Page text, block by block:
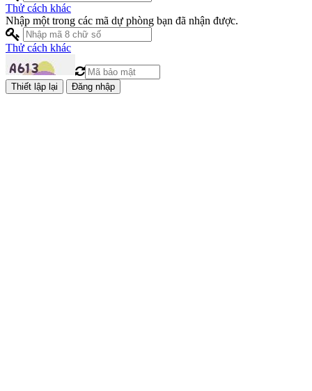
Thử cách khác
Nhập một trong các mã dự phòng bạn đã nhận được.
Thử cách khác
Đăng nhập